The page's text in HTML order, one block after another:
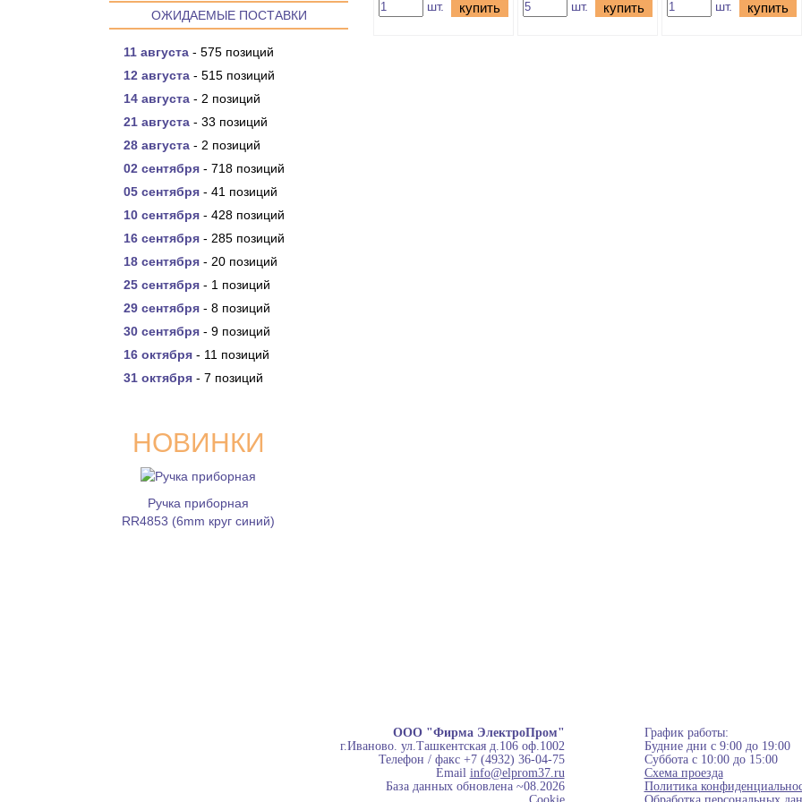
ОЖИДАЕМЫЕ ПОСТАВКИ
11 августа - 575 позиций
12 августа - 515 позиций
14 августа - 2 позиций
21 августа - 33 позиций
28 августа - 2 позиций
02 сентября - 718 позиций
05 сентября - 41 позиций
10 сентября - 428 позиций
16 сентября - 285 позиций
18 сентября - 20 позиций
25 сентября - 1 позиций
29 сентября - 8 позиций
30 сентября - 9 позиций
16 октября - 11 позиций
31 октября - 7 позиций
НОВИНКИ
Ручка приборная
RR4853 (6mm круг синий)
шт. купить шт. купить шт. купить
ООО "Фирма ЭлектроПром"
г.Иваново. ул.Ташкентская д.106 оф.1002
Телефон / факс +7 (4932) 36-04-75
Email info@elprom37.ru
База данных обновлена ~08.2026
График работы:
Будние дни с 9:00 до 19:00
Суббота с 10:00 до 15:00
Схема проезда
Политика